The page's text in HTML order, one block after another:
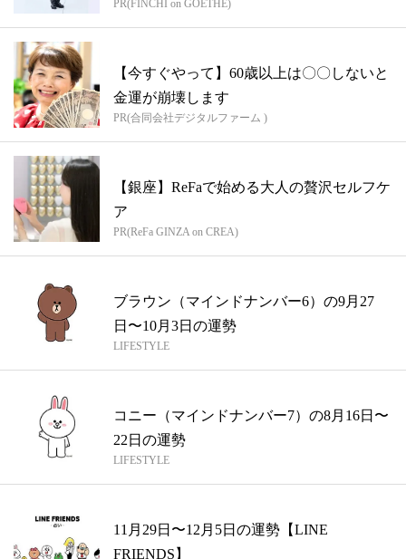
PR(FINCHI on GOETHE)
【今すぐやって】60歳以上は〇〇しないと
金運が崩壊します
PR(合同会社デジタルファーム )
【銀座】ReFaで始める大人の贅沢セルフケ
ア
PR(ReFa GINZA on CREA)
ブラウン（マインドナンバー6）の9月27
日〜10月3日の運勢
LIFESTYLE
コニー（マインドナンバー7）の8月16日〜
22日の運勢
LIFESTYLE
11月29日〜12月5日の運勢【LINE
FRIENDS】